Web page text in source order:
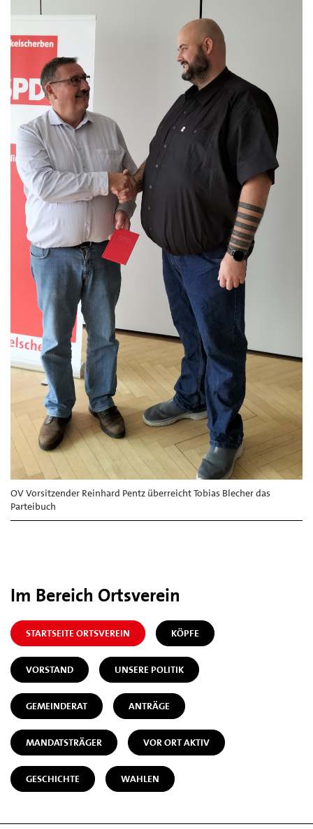
OV Vorsitzender Reinhard Pentz überreicht Tobias Blecher das
Parteibuch
Im Bereich Ortsverein
STARTSEITE ORTSVEREIN KÖPFE
VORSTAND UNSERE POLITIK
GEMEINDERAT ANTRÄGE
MANDATSTRÄGER VOR ORT AKTIV
GESCHICHTE WAHLEN